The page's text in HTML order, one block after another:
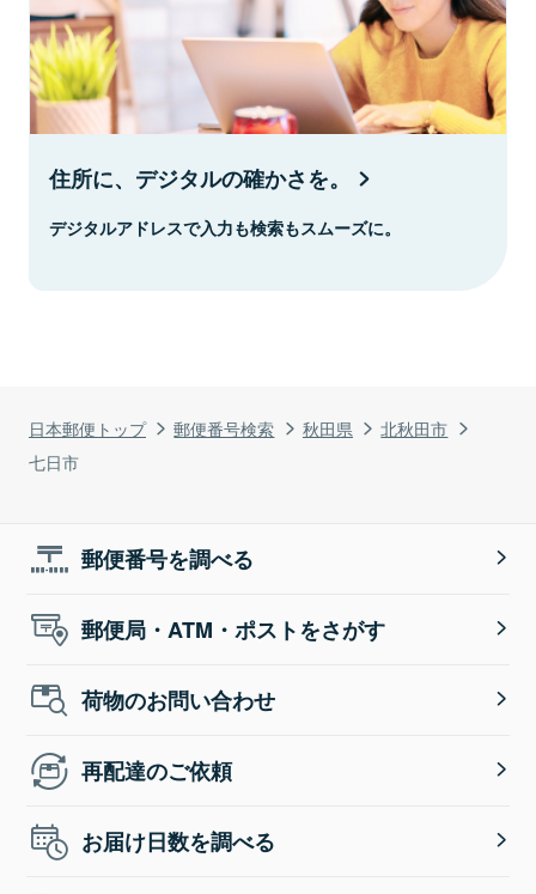
日本郵便トップ 郵便番号検索 秋田県
北秋田市
七日市
住所に、デジタルの確かさを。
デジタルアドレスで入力も検索もスムーズに。
郵便番号を調べる
郵便局・ATM・ポストをさがす
荷物のお問い合わせ
再配達のご依頼
お届け日数を調べる